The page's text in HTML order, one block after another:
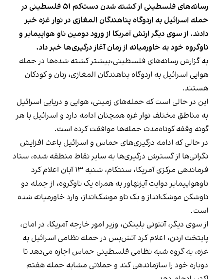
رسانه‌های فلسطینی از کشته شدن دست‌کم ۵۱ فلسطینی در
حمله اسرائیل به اردوگاه پناهندگان المغازی در نوار غزه خبر
دادند. از سوی دیگر ارتش آمریکا از ورود دومین ناو هواپیمابر و
ناوگروه خود به خاورمیانه از زمان آغاز درگیری‌ها خبر داد.
به گزارش رسانه‌های فلسطینی،بیشتر کشته شده‌‌ها در حمله
هوایی اسرائیل به اردوگاه پناهندگان المغازی، زنان و کودکان
هستند.
این در حالی است که حمله‌های زمینی، هوایی و دریایی اسرائیل
به مناطق مختلف نوار غزه همچنان ادامه دارد و اسرائیل با هر
گونه وقفه کوتاه‌مدت حمله‌ها موافقت کرده است.
در حالی که ادامه درگیری‌های حماس و اسرائیل باعث افزایش
نگرانی‌ها از گسترش درگیری‌ها به سایر نقاط منطقه شده، ستاد
فرماندهی مرکزی آمریکا، سنتکام، شنبه ۱۳ آبان اعلام کرد
ناوهواپیمابر دوایت آیزنهاور به همراه یک ناوگروه، از جمله دو
ناوشکن موشک‌انداز و یک ناو موشک‌انداز، وارد خاورمیانه شده
است.
از سوی دیگر، آنتونی بلینکن، وزیر امور خارجه آمریکا، در امان،
پایتخت اردن، اعلام کرد آتش‌بس در حمله نظامی اسرائیل به
غزه، به گروه شبه نظامی فلسطینی حماس اجازه می‌دهد تا
دوباره خود را سازماندهی کند و حملاتی مشابه حمله هفتم